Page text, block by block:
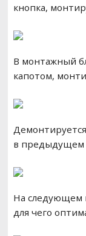
кнопка,
В монтажный
капотом,
в предыдущем
На следующем
для чего